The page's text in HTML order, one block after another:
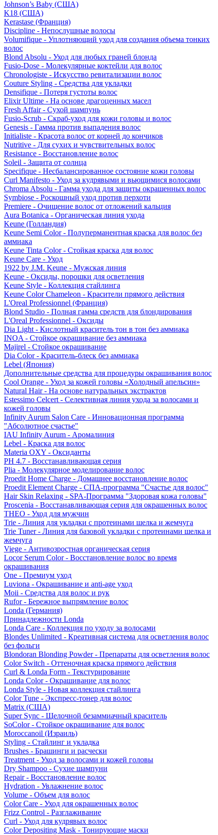
Johnson’s Baby (США)
K18 (США)
Kerastase (Франция)
Discipline - Непослушные волосы
Volumifique - Уплотняющий уход для создания объема тонких
волос
Blond Absolu - Уход для любых граней блонда
Fusio-Dose - Молекулярные коктейли для волос
Chronologiste - Искусство ревитализации волос
Couture Styling - Средства для укладки
Densifique - Потеря густоты волос
Elixir Ultime - На основе драгоценных масел
Fresh Affair - Сухой шампунь
Fusio-Scrub - Скраб-уход для кожи головы и волос
Genesis - Гамма против выпадения волос
Initialiste - Красота волос от корней до кончиков
Nutritive - Для сухих и чувствительных волос
Resistance - Восстановление волос
Soleil - Защита от солнца
Specifique - Несбалансированное состояние кожи головы
Curl Manifesto - Уход за кудрявыми и вьющимися волосами
Chroma Absolu - Гамма ухода для защиты окрашенных волос
Symbiose - Роскошный уход против перхоти
Premiere - Очищение волос от отложений кальция
Aura Botanica - Органическая линия ухода
Keune (Голландия)
Keune Semi Color - Полуперманентная краска для волос без
аммиака
Keune Tinta Color - Стойкая краска для волос
Keune Care - Уход
1922 by J.M. Keune - Мужская линия
Keune - Оксиды, порошки для осветления
Keune Style - Коллекция стайлинга
Keune Color Chameleon - Красители прямого действия
L'Oreal Professionnel (Франция)
Blond Studio - Полная гамма средств для блондирования
L'Oreal Professionnel - Оксиды
Dia Light - Кислотный краситель тон в тон без аммиака
INOA - Стойкое окрашивание без аммиака
Majirel - Стойкое окрашивание
Dia Color - Краситель-блеск без аммиака
Lebel (Япония)
Дополнительные средства для процедуры окрашивания волос
Cool Orange - Уход за кожей головы «Холодный апельсин»
Natural Hair - На основе натуральных экстрактов
Estessimo Celcert - Селективная линия ухода за волосами и
кожей головы
Infinity Aurum Salon Care - Инновационная программа
"Абсолютное счастье"
IAU Infinity Aurum - Аромалиния
Lebel - Краска для волос
Materia OXY - Оксиданты
PH 4.7 - Восстанавливающая серия
Plia - Молекулярное моделирование волос
Proedit Home Charge - Домашнее восстановление волос
Proedit Element Charge - СПА-программа "Счастье для волос"
Hair Skin Relaxing - SPA-Программа "Здоровая кожа головы"
Proscenia - Восстанавливающая серия для окрашенных волос
THEO - Уход для мужчин
Trie - Линия для укладки с протеинами шелка и жемчуга
Trie Tuner - Линия для базовой укладки с протеинами шелка и
жемчуга
Viege - Антивозростная органическая серия
Locor Serum Color - Восстановление волос во время
окрашивания
One - Премиум уход
Luviona - Окрашивание и anti-age уход
Moii - Средства для волос и рук
Rufor - Бережное выпрямление волос
Londa (Германия)
Принадлежности Londa
Londa Care - Коллекция по уходу за волосами
Blondes Unlimited - Креативная система для осветления волос
без фольги
Blondoran Blonding Powder - Препараты для осветления волос
Color Switch - Оттеночная краска прямого действия
Curl & Londa Form - Текстурирование
Londa Color - Окрашивание для волос
Londa Style - Новая коллекция стайлинга
Color Tune - Экспресс-тонер для волос
Matrix (США)
Super Sync - Щелочной безаммиачный краситель
SoColor - Стойкое окрашивание для волос
Moroccanoil (Израиль)
Styling - Стайлинг и укладка
Brushes - Брашинги и расчески
Treatment - Уход за волосами и кожей головы
Dry Shampoo - Сухие шампуни
Repair - Восстановление волос
Hydration - Увлажнение волос
Volume - Объем для волос
Color Care - Уход для окрашенных волос
Frizz Control - Разглаживание
Curl - Уход для кудрявых волос
Color Depositing Mask - Тонирующие маски